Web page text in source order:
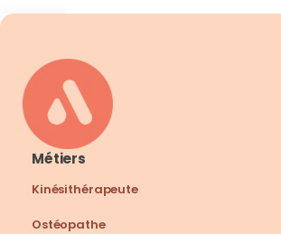
Métiers
Ostéopathe
Kinésithérapeute